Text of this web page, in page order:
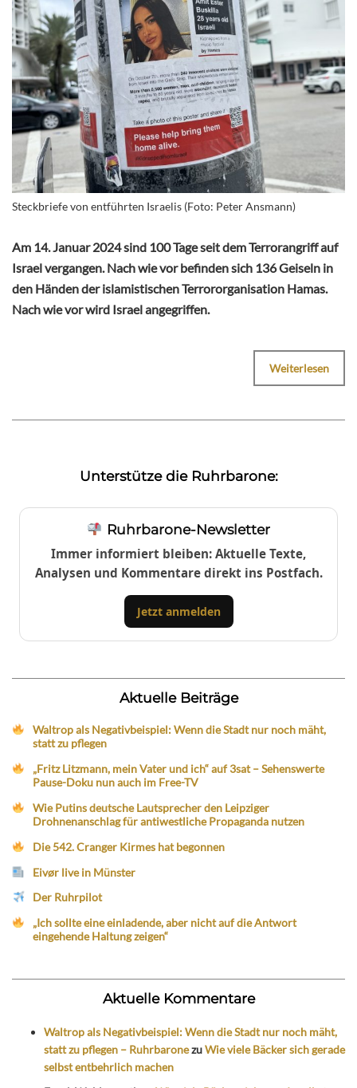
Steckbriefe von entführten Israelis (Foto: Peter Ansmann)
Am 14. Januar 2024 sind 100 Tage seit dem Terrorangriff auf
Israel vergangen. Nach wie vor befinden sich 136 Geiseln in
den Händen der islamistischen Terrororganisation Hamas.
Nach wie vor wird Israel angegriffen.
Weiterlesen
Unterstütze die Ruhrbarone:
Ruhrbarone-Newsletter
Immer informiert bleiben: Aktuelle Texte,
Analysen und Kommentare direkt ins Postfach.
Jetzt anmelden
Aktuelle Beiträge
Waltrop als Negativbeispiel: Wenn die Stadt nur noch mäht,
statt zu pflegen
„Fritz Litzmann, mein Vater und ich“ auf 3sat – Sehenswerte
Pause-Doku nun auch im Free-TV
Wie Putins deutsche Lautsprecher den Leipziger
Drohnenanschlag für antiwestliche Propaganda nutzen
Die 542. Cranger Kirmes hat begonnen
Eivør live in Münster
Der Ruhrpilot
„Ich sollte eine einladende, aber nicht auf die Antwort
eingehende Haltung zeigen“
Aktuelle Kommentare
Waltrop als Negativbeispiel: Wenn die Stadt nur noch mäht,
statt zu pflegen – RuhrbaronezuWie viele Bäcker sich gerade
selbst entbehrlich machen